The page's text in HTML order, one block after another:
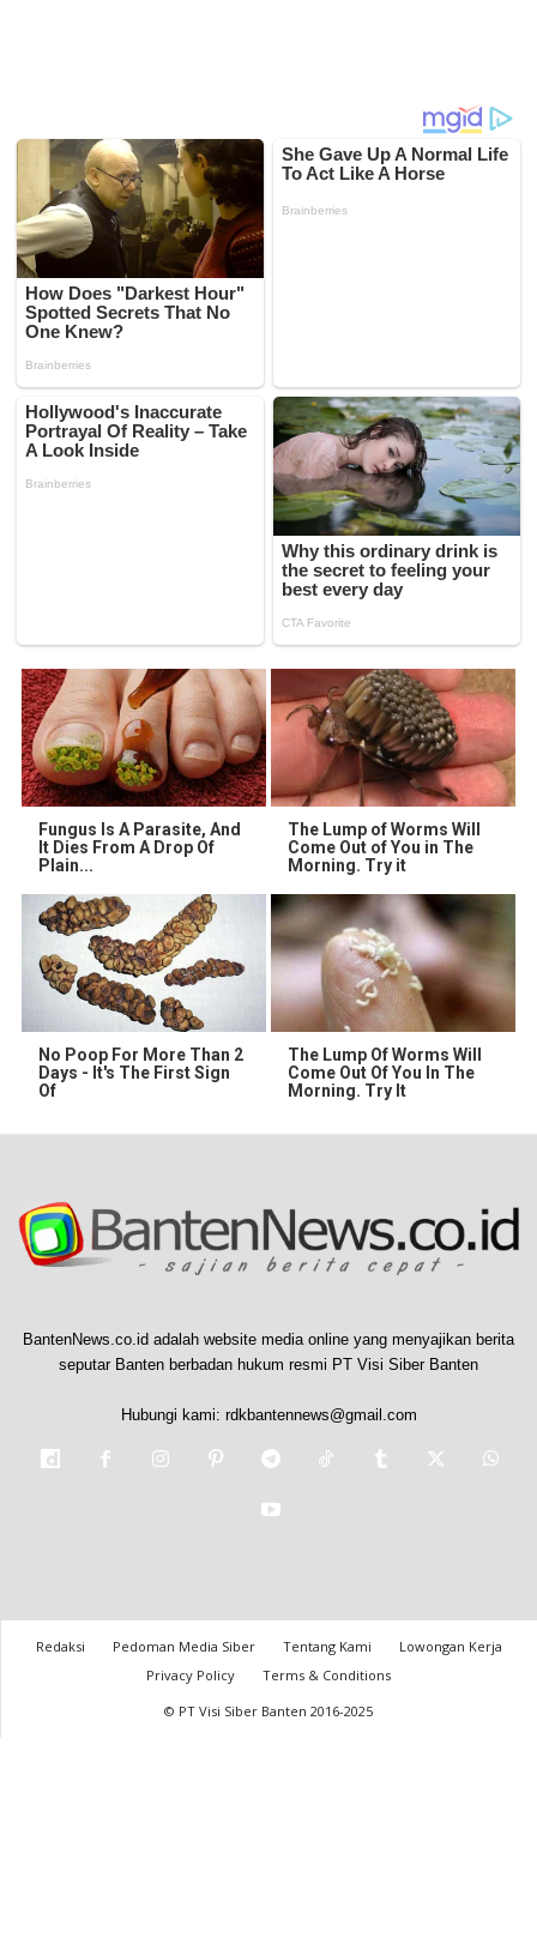
Fungus Is A Parasite, And
It Dies From A Drop Of
Plain...
The Lump of Worms Will
Come Out of You in The
Morning. Try it
No Poop For More Than 2
Days - It's The First Sign
Of
The Lump Of Worms Will
Come Out Of You In The
Morning. Try It
BantenNews.co.id adalah website media online yang menyajikan berita
seputar Banten berbadan hukum resmi PT Visi Siber Banten
Hubungi kami: rdkbantennews@gmail.com
Redaksi Pedoman Media Siber Tentang Kami
Lowongan Kerja
Privacy Policy
Terms & Conditions
© PT Visi Siber Banten 2016-2025